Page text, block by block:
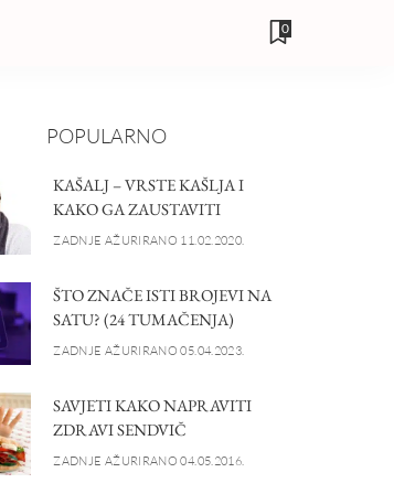
0
POPULARNO
KAŠALJ – VRSTE KAŠLJA I
KAKO GA ZAUSTAVITI
ZADNJE AŽURIRANO 11.02.2020.
ŠTO ZNAČE ISTI BROJEVI NA
SATU? (24 TUMAČENJA)
ZADNJE AŽURIRANO 05.04.2023.
SAVJETI KAKO NAPRAVITI
ZDRAVI SENDVIČ
ZADNJE AŽURIRANO 04.05.2016.